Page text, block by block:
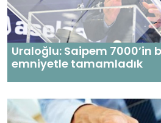
Uraloğlu: Saipem 7000’in
emniyetle tamamladık